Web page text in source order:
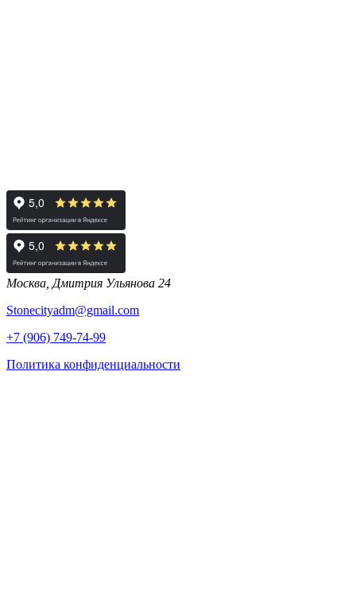
Москва, Дмитрия Ульянова 24
Stonecityadm@gmail.com
+7 (906) 749-74-99
Политика конфиденциальности